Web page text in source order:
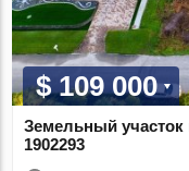
$ 109 000
Земельный
1902293